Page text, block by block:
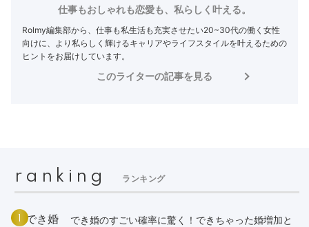
仕事もおしゃれも恋愛も、私らしく叶える。
Rolmy編集部から、仕事も私生活も充実させたい20~30代の働く女性
向けに、より私らしく輝けるキャリアやライフスタイルを叶えるための
ヒントをお届けしています。
このライターの記事を見る
ranking ランキング
でき婚のすごい確率に驚く！できちゃった婚増加と